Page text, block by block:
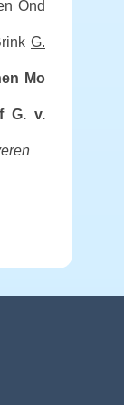
Ond
G.
Mo
G. v.